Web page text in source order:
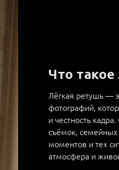
Что
Лёгкая ретушь —
фотографий,
и честность
съёмок,
моментов и тех
атмосфера и